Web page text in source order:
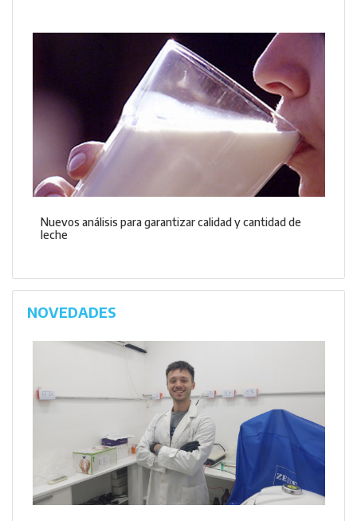
Nuevos análisis para garantizar calidad y cantidad de
leche
NOVEDADES